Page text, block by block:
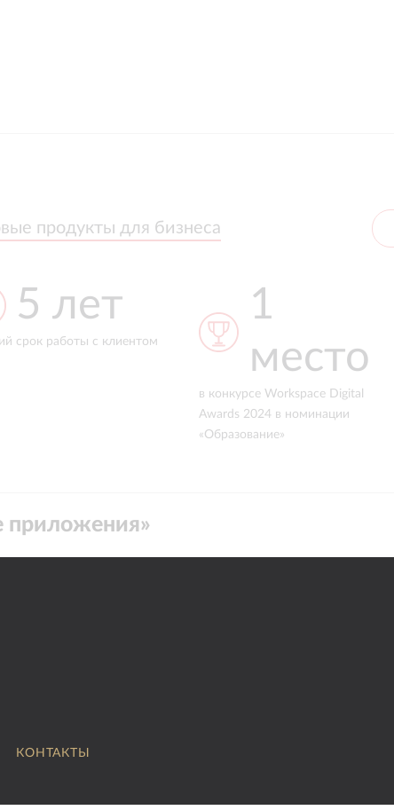
продукты для бизнеса
продукты для бизнеса
1
место
20 лет
опыта в разработке коммерческих
приложения»
КОНТАКТЫ